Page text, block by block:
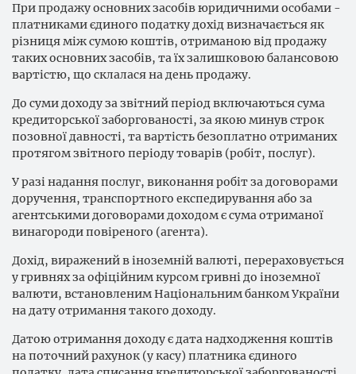
При продажу основних засобів юридичними особами -
платниками єдиного податку дохід визначається як
різниця між сумою коштів, отриманою від продажу
таких основних засобів, та їх залишковою балансовою
вартістю, що склалася на день продажу.
До суми доходу за звітний період включаються сума
кредиторської заборгованості, за якою минув строк
позовної давності, та вартість безоплатно отриманих
протягом звітного періоду товарів (робіт, послуг).
У разі надання послуг, виконання робіт за договорами
доручення, транспортного експедирування або за
агентськими договорами доходом є сума отриманої
винагороди повіреного (агента).
Дохід, виражений в іноземній валюті, перераховується
у гривнях за офіційним курсом гривні до іноземної
валюти, встановленим Національним банком України
на дату отримання такого доходу.
Датою отримання доходу є дата надходження коштів
на поточний рахунок (у касу) платника єдиного